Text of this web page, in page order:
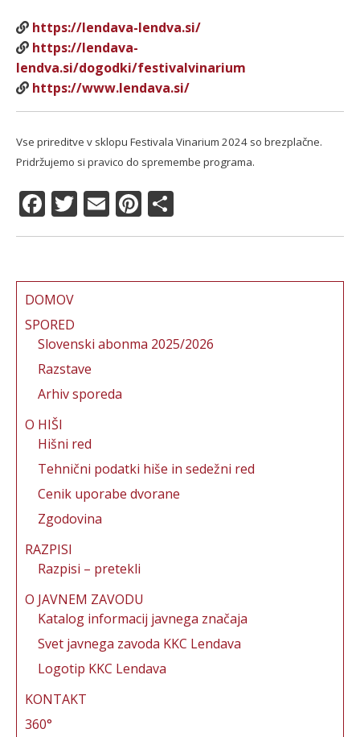
https://lendava-lendva.si/
https://lendava-
lendva.si/dogodki/festivalvinarium
https://www.lendava.si/
Vse prireditve v sklopu Festivala Vinarium 2024 so brezplačne.
Pridržujemo si pravico do spremembe programa.
F
a
e
b
o
o
k
T
w
te
E
m
l
Pi
n
re
h
re
DOMOV
SPORED
Slovenski abonma 2025/2026
Razstave
Arhiv sporeda
O HIŠI
Hišni red
Tehnični podatki hiše in sedežni red
Cenik uporabe dvorane
Zgodovina
RAZPISI
Razpisi – pretekli
O JAVNEM ZAVODU
Katalog informacij javnega značaja
Svet javnega zavoda KKC Lendava
Logotip KKC Lendava
KONTAKT
360°